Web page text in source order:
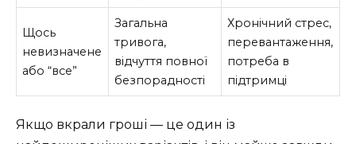
Щось
невизначене
або “все”
Загальна
тривога,
відчуття повної
безпорадності
Хронічний стрес,
перевантаження,
потреба в
підтримці
Якщо вкрали гроші — це один із